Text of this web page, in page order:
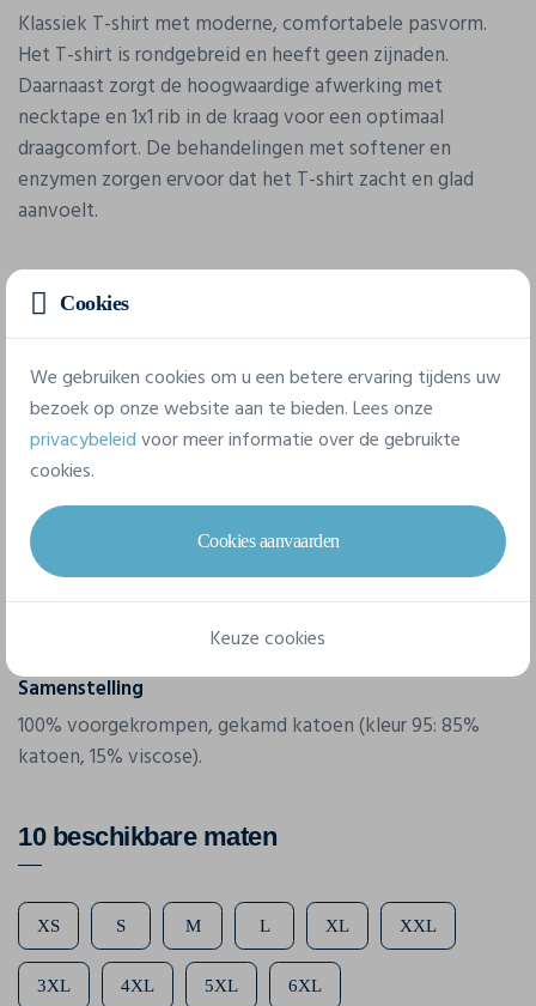
Klassiek T-shirt met moderne, comfortabele pasvorm.
Het T-shirt is rondgebreid en heeft geen zijnaden.
Daarnaast zorgt de hoogwaardige afwerking met
necktape en 1x1 rib in de kraag voor een optimaal
draagcomfort. De behandelingen met softener en
enzymen zorgen ervoor dat het T-shirt zacht en glad
aanvoelt.
Eigenschappen
Merk
Clique
Referentie
Samenstelling
100% voorgekrompen, gekamd katoen (kleur 95: 85%
katoen, 15% viscose).
10 beschikbare maten
XS S M L XL XXL
3XL 4XL 5XL 6XL
Cookies
We gebruiken cookies om u een betere ervaring tijdens uw
bezoek op onze website aan te bieden. Lees onze
privacybeleidvoor meer informatie over de gebruikte
cookies.
Cookies aanvaarden
Keuze cookies